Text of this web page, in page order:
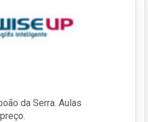
da Serra. Aulas